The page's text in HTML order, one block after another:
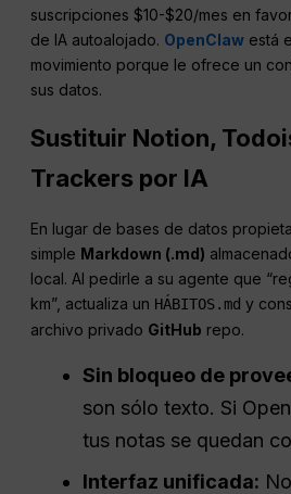
suscripciones $10-$20/mes en
de IA autoalojado. OpenClaw está
movimiento porque le ofrece un
sus datos.
Sustituir Notion,
Trackers por IA
En lugar de bases de datos
simple Markdown (.md)
local. Al pedirle a su agente que
km”, actualiza un HÁBITOS.md y
archivo privado GitHub repo.
Sin bloqueo de
son sólo texto. Si
tus notas se quedan
Interfaz unificada: